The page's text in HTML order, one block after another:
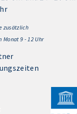
zusätzlich
Monat 9 - 12 Uhr